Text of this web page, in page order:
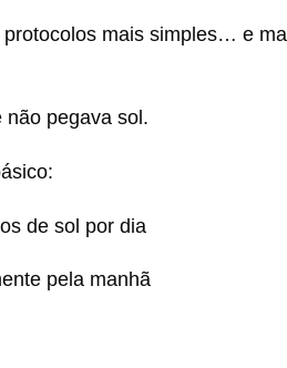
protocolos mais simples… e
não pegava sol.
de sol por dia
pela manhã